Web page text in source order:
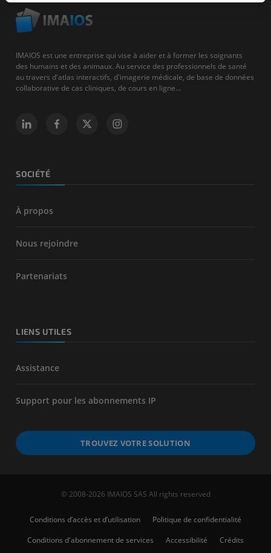
IMAIOS est une entreprise qui vise à aider et à former les soignants
des humains et des animaux. Au service des professionnels de santé
au travers d'atlas interactifs, d'imagerie médicale, de base de données
collaborative de cas cliniques, de cours en ligne...
SOCIÉTÉ
À propos
Nous rejoindre
Partenariats
LIENS UTILES
Assistance
Support pour les abonnements IP
TROUVEZ VOTRE SOLUTION
© 2008-2026 IMAIOS SAS All rights reserved
Conditions d’accès et d’utilisation
Politique de confidentialité
Conditions d'abonnement de services
Accessibilité Crédits